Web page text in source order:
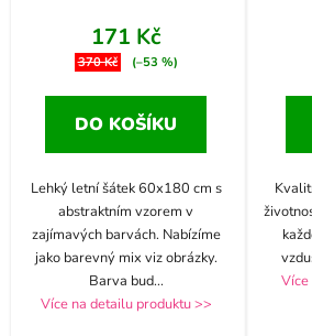
171 Kč
370 Kč (–53 %)
DO KOŠÍKU
Lehký letní šátek 60x180 cm s
abstraktním vzorem v
zajímavých barvách. Nabízíme
jako barevný mix viz obrázky.
Barva bud...
Více na detailu produktu >>
Více